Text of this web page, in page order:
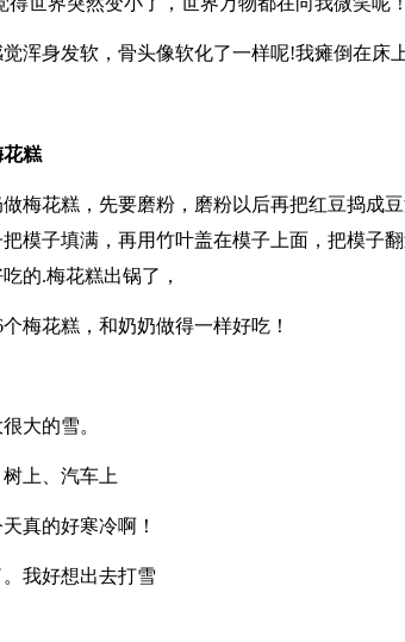
浑身发软，骨头像软化了一样呢!我瘫倒在床
糕
梅花糕，先要磨粉，磨粉以后再把红豆捣成
模子填满，再用竹叶盖在模子上面，把模子
的.梅花糕出锅了，
梅花糕，和奶奶做得一样好吃！
大的雪。
上、汽车上
真的好寒冷啊！
我好想出去打雪